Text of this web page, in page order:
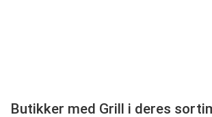
Butikker med Grill i deres